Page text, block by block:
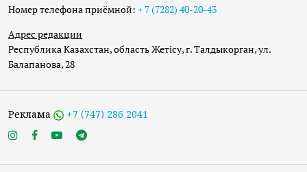
Номер телефона приёмной: + 7 (7282) 40-20-43
Адрес редакции
Республика Казахстан, область Жетісу, г. Талдыкорган, ул.
Балапанова, 28
Реклама +7 (747) 286 2041